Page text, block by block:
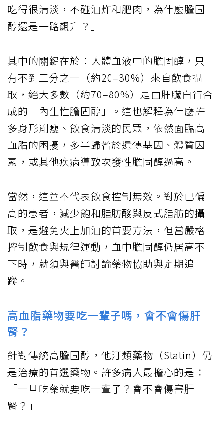
吃得很清淡，不碰油炸和肥肉，為什麼膽固
醇還是一路飆升？」
其中的關鍵在於：人體血液中的膽固醇，只
有不到三分之一（約20–30%）來自飲食攝
取，絕大多數（約70–80%）是由肝臟自行合
成的「內生性膽固醇」。這也解釋為什麼許
多身形削瘦、飲食清淡的民眾，依然面臨高
血脂的困擾，多半歸咎於遺傳基因、體質因
素，或其他疾病導致次發性膽固醇過高。
當然，這並不代表飲食控制無效。對於已偏
高的患者，減少飽和脂肪酸與反式脂肪的攝
取，是避免火上加油的首要方法，但當嚴格
控制飲食與規律運動，血中膽固醇仍居高不
下時，就須與醫師討論藥物協助與定期追
蹤。
高血脂藥物要吃一輩子嗎，會不會傷肝
腎？
針對傳統高膽固醇，他汀類藥物（Statin）仍
是治療的首選藥物。許多病人最擔心的是：
「一旦吃藥就要吃一輩子？會不會傷害肝
腎？」